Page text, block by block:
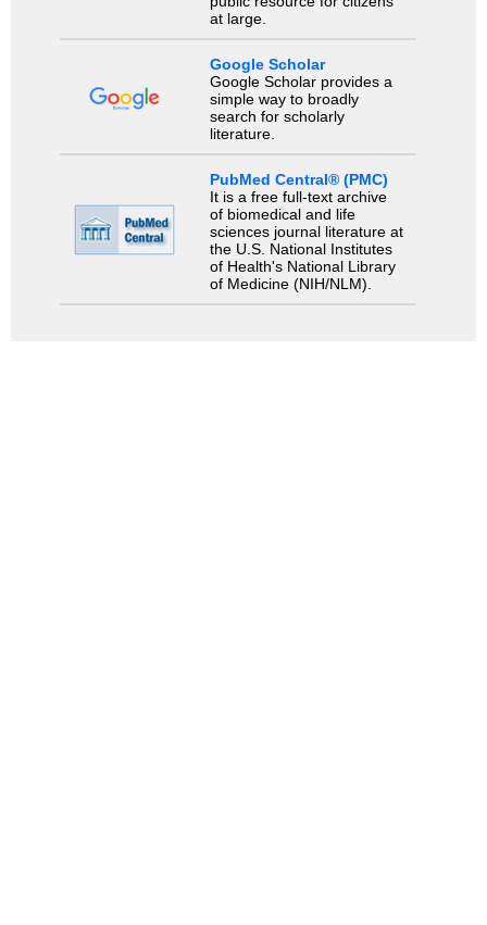
at large.
Google Scholar
Google Scholar provides a
simple way to broadly
search for scholarly
literature.
PubMed Central® (PMC)
It is a free full-text archive
of biomedical and life
sciences journal literature at
the U.S. National Institutes
of Health's National Library
of Medicine (NIH/NLM).